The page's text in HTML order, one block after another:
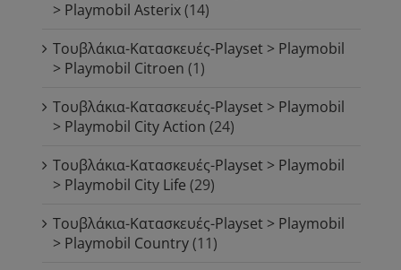
> Playmobil Asterix(14)
Τουβλάκια-Κατασκευές-Playset > Playmobil
> Playmobil Citroen (1)
Τουβλάκια-Κατασκευές-Playset > Playmobil
> Playmobil City Action (24)
Τουβλάκια-Κατασκευές-Playset > Playmobil
> Playmobil City Life (29)
Τουβλάκια-Κατασκευές-Playset > Playmobil
> Playmobil Country(11)